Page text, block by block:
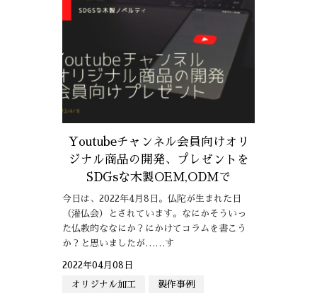
Youtubeチャンネル会員向けオリ
ジナル商品の開発、プレゼントを
SDGsな木製OEM,ODMで
今日は、2022年4月8日。仏陀が生まれた日
（灌仏会）とされています。なにかそういっ
た仏教的ななにか？にかけてコラムを書こう
か？と思いましたが……す
2022年04月08日
オリジナル加工 製作事例